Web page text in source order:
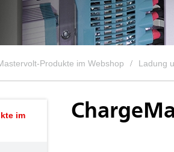
Produkte im Webshop Ladung
im